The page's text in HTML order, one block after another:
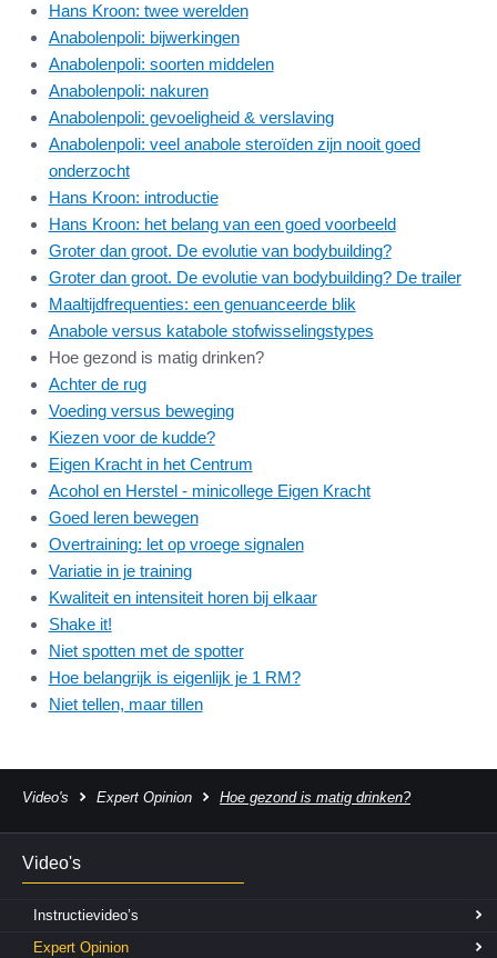
Hans Kroon: twee werelden
Anabolenpoli: bijwerkingen
Anabolenpoli: soorten middelen
Anabolenpoli: nakuren
Anabolenpoli: gevoeligheid & verslaving
Anabolenpoli: veel anabole steroïden zijn nooit goed
onderzocht
Hans Kroon: introductie
Hans Kroon: het belang van een goed voorbeeld
Groter dan groot. De evolutie van bodybuilding?
Groter dan groot. De evolutie van bodybuilding? De trailer
Maaltijdfrequenties: een genuanceerde blik
Anabole versus katabole stofwisselingstypes
Hoe gezond is matig drinken?
Achter de rug
Voeding versus beweging
Kiezen voor de kudde?
Eigen Kracht in het Centrum
Acohol en Herstel - minicollege Eigen Kracht
Goed leren bewegen
Overtraining: let op vroege signalen
Variatie in je training
Kwaliteit en intensiteit horen bij elkaar
Shake it!
Niet spotten met de spotter
Hoe belangrijk is eigenlijk je 1 RM?
Niet tellen, maar tillen
Video's Expert Opinion Hoe gezond is matig drinken?
Video's
Instructievideo’s
Expert Opinion